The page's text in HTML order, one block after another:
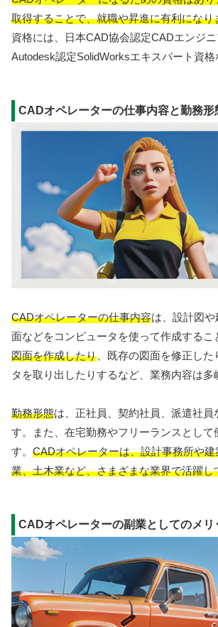
取得することで、就職や昇進に有利になり
資格には、日本CAD協会認定CADエンジニ
Autodesk認定SolidWorksエキスパート資格
CADオペレーターの仕事内容と勤務形
CADオペレーターの仕事内容は、設計図
面などをコンピュータを使って作成するこ
図面を作成したり 、既存の図面を修正し
タを取り出したりするなど、業務内容は多
勤務形態は、正社員、契約社員、派遣社員
す。また、在宅勤務やフリーランスとして
す。 CADオペレーターは、設計事務所や
業、土木業など、さまざまな業界で活躍し
CADオペレーターの副業としてのメリ